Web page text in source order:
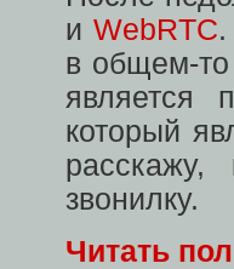
иWebRTC
в общем-то
является
который
расскажу,
звонилку.
Читать